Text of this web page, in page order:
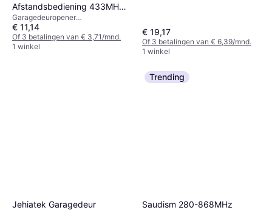
Afstandsbediening 433MHz
4 Knoppen
Garagedeuropener
afstandsbediening, x
€ 11,14
Of 3 betalingen van € 3,71/mnd.
1 winkel
€ 19,17
Of 3 betalingen van € 6,39/mnd.
1 winkel
Jehiatek Garagedeur
Trending
Saudism 280-868MHz